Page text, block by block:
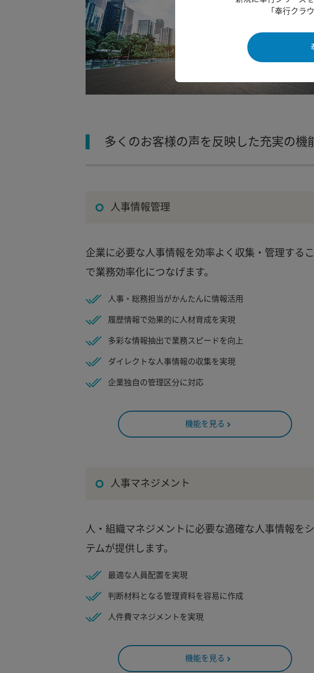
多くのお客様の声を反映した充実の機
人事情報管理
企業に必要な人事情報を効率よく収集・管理する
で業務効率化につなげます。
人事・総務担当がかんたんに情報活用
履歴情報で効果的に人材育成を実現
多彩な情報抽出で業務スピードを向上
ダイレクトな人事情報の収集を実現
企業独自の管理区分に対応
機能を見る
人事マネジメント
人・組織マネジメントに必要な適確な人事情報を
テムが提供します。
最適な人員配置を実現
判断材料となる管理資料を容易に作成
人件費マネジメントを実現
機能を見る
「奉行クラ